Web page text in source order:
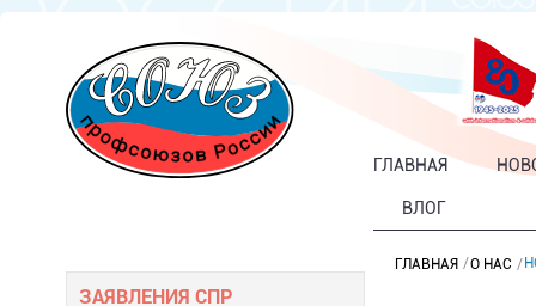
ГЛАВНАЯ
ВЛОГ
ЗАЯВЛЕНИЯ СПР
ГЛАВНАЯ О НАС